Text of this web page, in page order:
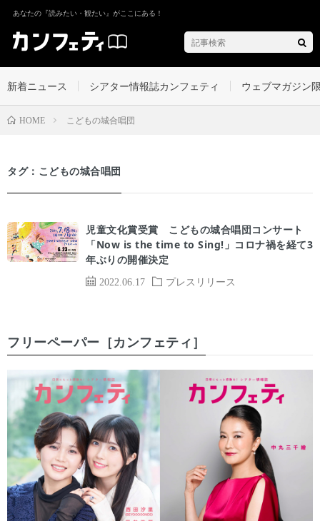
あなたの『読みたい・観たい』がここにある！
新着ニュース シアター情報誌カンフェティ ウェブマガジン
HOME こどもの城合唱団
タグ：こどもの城合唱団
2022.06.17 プレスリリース
児童文化賞受賞 こどもの城合唱団コンサート
「Now is the time to Sing!」コロナ禍を経て3
年ぶりの開催決定
フリーペーパー［カンフェティ］